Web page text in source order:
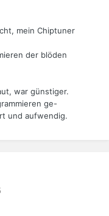
mein Chiptuner
der blöden
war günstiger.
ge-
und aufwendig.